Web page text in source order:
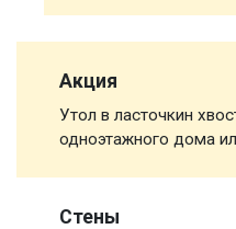
Акция
Утол в ласточкин
одноэтажного дома
Стены